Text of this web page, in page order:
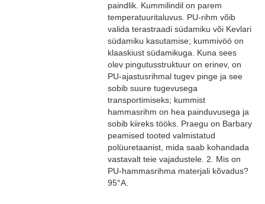
paindlik. Kummilindil on parem
temperatuuritaluvus. PU-rihm võib
valida terastraadi südamiku või Kevlari
südamiku kasutamise; kummivöö on
klaaskiust südamikuga. Kuna sees
olev pingutusstruktuur on erinev, on
PU-ajastusrihmal tugev pinge ja see
sobib suure tugevusega
transportimiseks; kummist
hammasrihm on hea painduvusega ja
sobib kiireks tööks. Praegu on Barbary
peamised tooted valmistatud
polüuretaanist, mida saab kohandada
vastavalt teie vajadustele. 2. Mis on
PU-hammasrihma materjali kõvadus?
95°A.